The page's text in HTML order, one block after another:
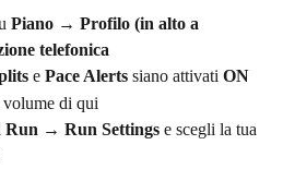
Piano → Profilo (in alto a
telefonica
e Pace Alerts siano attivati ON
volume di qui
Run → Run Settings e scegli la tua